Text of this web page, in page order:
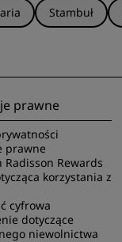
Stambuł
prawne
prawne
Radisson Rewards
korzystania z
cyfrowa
dotyczące
niewolnictwa